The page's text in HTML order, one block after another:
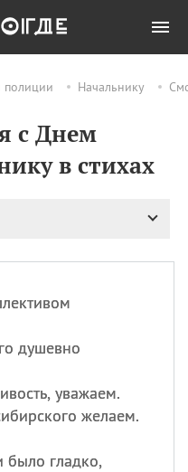
полиции Начальнику
с Днем
в стихах
душевно
уважаем.
желаем.
было гладко,
Все
День памяти жертв
атомной
бомбардировки
день
рисового пудинга
(Smokey Bear Day)